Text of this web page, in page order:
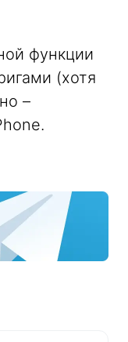
функции
(хотя
–